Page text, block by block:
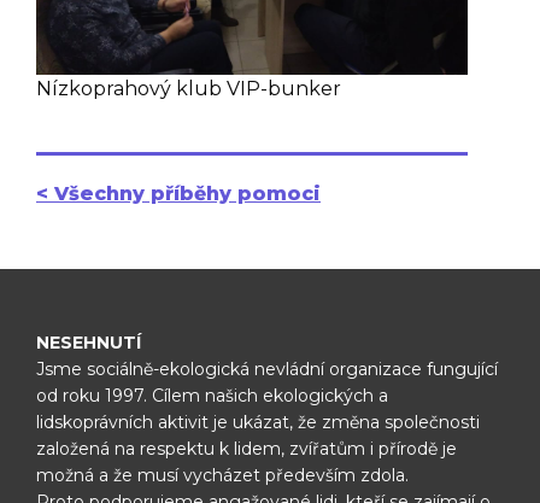
Nízkoprahový klub VIP-bunker
< Všechny příběhy pomoci
NESEHNUTÍ
Jsme sociálně-ekologická nevládní organizace fungující
od roku 1997. Cílem našich ekologických a
lidskoprávních aktivit je ukázat, že změna společnosti
založená na respektu k lidem, zvířatům i přírodě je
možná a že musí vycházet především zdola.